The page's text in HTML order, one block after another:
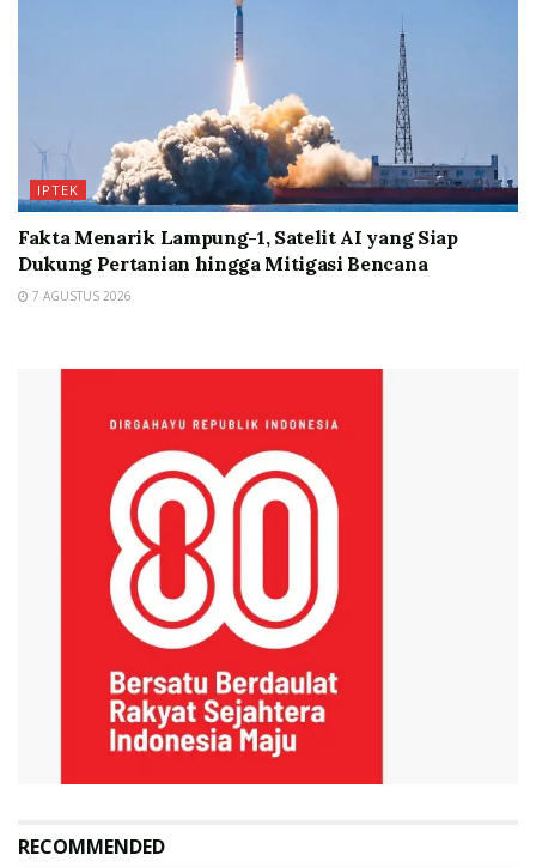
IPTEK
Fakta Menarik Lampung-1, Satelit AI yang Siap
Dukung Pertanian hingga Mitigasi Bencana
7 AGUSTUS 2026
RECOMMENDED